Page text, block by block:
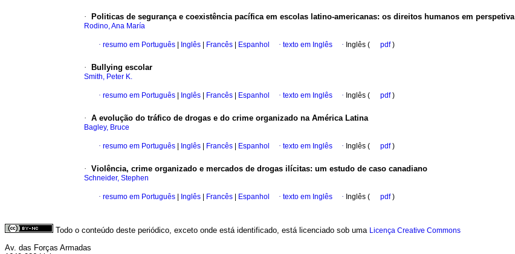
· Politicas de segurança e coexistência pacífica em escolas latino-americanas: os direitos humanos em perspetiva
Rodino, Ana María
· resumo em Português Inglês Francês Espanhol · texto em Inglês · Inglês ( pdf)
· Bullying escolar
Smith, Peter K.
· resumo em Português Inglês Francês Espanhol · texto em Inglês · Inglês ( pdf)
· A evolução do tráfico de drogas e do crime organizado na América Latina
Bagley, Bruce
· resumo em Português Inglês Francês Espanhol · texto em Inglês · Inglês ( pdf)
· Violência, crime organizado e mercados de drogas ilícitas: um estudo de caso canadiano
Schneider, Stephen
· resumo em Português Inglês Francês Espanhol · texto em Inglês · Inglês ( pdf)
Todo o conteúdo deste periódico, exceto onde está identificado, está licenciado sob uma Licença Creative Commons
Av. das Forças Armadas